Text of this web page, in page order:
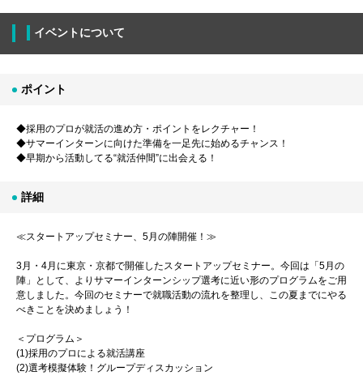
イベントについて
ポイント
◆採用のプロが就活の進め方・ポイントをレクチャー！
◆サマーインターンに向けた準備を一足先に始めるチャンス！
◆早期から活動してる“就活仲間”に出会える！
詳細
≪スタートアップセミナー、5月の陣開催！≫
3月・4月に東京・京都で開催したスタートアップセミナー。今回は「5月の
陣」として、よりサマーインターンシップ選考に近い形のプログラムをご用
意しました。今回のセミナーで就職活動の流れを整理し、この夏までにやる
べきことを決めましょう！
＜プログラム＞
(1)採用のプロによる就活講座
(2)選考模擬体験！グループディスカッション